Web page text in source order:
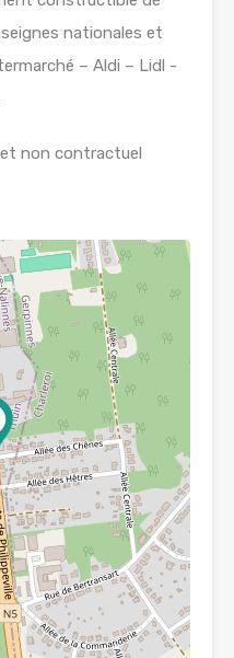
nationales et
– Aldi – Lidl -
non contractuel